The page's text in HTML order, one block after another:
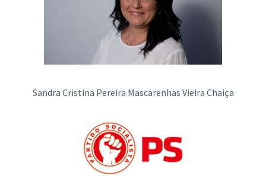
Sandra Cristina Pereira Mascarenhas Vieira Chaiça